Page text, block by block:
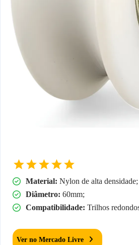
Material: Nylon de alta densidade;
Diâmetro: 60mm;
Compatibilidade: Trilhos
Ver no Mercado Livre